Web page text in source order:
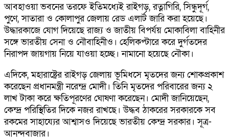
আবহাওয়া ভবনের তরফে ইতিমধ্যেই রাইগড়, রত্নাগিরি, সিন্ধুদূর্গ,
পুণে, সাতারা ও কোলাপুর জেলায় রেড এলার্ট জারি করা হয়েছে।
উদ্ধারকাজে যোগ দিয়েছে রাজ্য ও জাতীয় বিপর্যয় মোকাবিলা বাহিনীর
সঙ্গে ভারতীয় সেনা ও নৌবাহিনীও। হেলিকপ্টারে করে দুর্গতদের
নিরাপদ জায়গায় নিয়ে যাওয়া হচ্ছে। নামানো হয়েছে নৌকা।
এদিকে, মহারাষ্ট্রের রাইগড় জেলায় ভূমিধসে মৃতদের জন্য শোকপ্রকাশ
করেছেন প্রধানমন্ত্রী নরেন্দ্র মোদী। তিনি মৃতদের পরিবারের জন্য ২
লাখ টাকা করে ক্ষতিপূরণের ঘোষণা করেছেন। মোদী জানিয়েছেন,
কেন্দ্র পরিস্থিতির দিকে নজর রাখছে। উদ্ধব ঠাকরের সরকারকে সব
রকমের সাহায্যের আশ্বাসও দিয়েছে ভারতীয় কেন্দ্র সরকার। সূত্র-
আনন্দবাজার।